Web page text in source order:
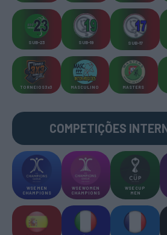
SUB-23 SUB-19 SUB-17
TORNEIOS 3x3 MASCULINO MASTERS
COMPETIÇÕES
WSE MEN
CHAMPIONS
WSE WOMEN
CHAMPIONS
WSE CUP
MEN